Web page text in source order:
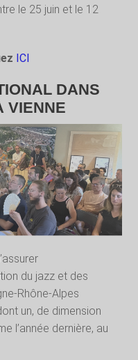
le 25 juin et le 12
ICI
DANS
VIENNE
du jazz et des
Rhône-Alpes
un, de dimension
l’année dernière, au